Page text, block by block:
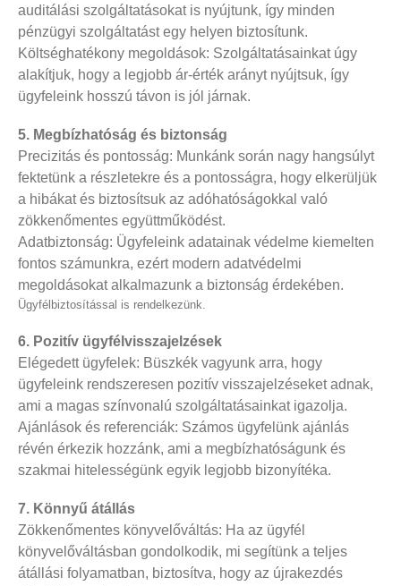
auditálási szolgáltatásokat is nyújtunk, így minden
pénzügyi szolgáltatást egy helyen biztosítunk.
Költséghatékony megoldások: Szolgáltatásainkat úgy
alakítjuk, hogy a legjobb ár-érték arányt nyújtsuk, így
ügyfeleink hosszú távon is jól járnak.
5. Megbízhatóság és biztonság
Precizitás és pontosság: Munkánk során nagy hangsúlyt
fektetünk a részletekre és a pontosságra, hogy elkerüljük
a hibákat és biztosítsuk az adóhatóságokkal való
zökkenőmentes együttműködést.
Adatbiztonság: Ügyfeleink adatainak védelme kiemelten
fontos számunkra, ezért modern adatvédelmi
megoldásokat alkalmazunk a biztonság érdekében.
Ügyfélbiztosítással is rendelkezünk.
6. Pozitív ügyfélvisszajelzések
Elégedett ügyfelek: Büszkék vagyunk arra, hogy
ügyfeleink rendszeresen pozitív visszajelzéseket adnak,
ami a magas színvonalú szolgáltatásainkat igazolja.
Ajánlások és referenciák: Számos ügyfelünk ajánlás
révén érkezik hozzánk, ami a megbízhatóságunk és
szakmai hitelességünk egyik legjobb bizonyítéka.
7. Könnyű átállás
Zökkenőmentes könyvelőváltás: Ha az ügyfél
könyvelőváltásban gondolkodik, mi segítünk a teljes
átállási folyamatban, biztosítva, hogy az újrakezdés